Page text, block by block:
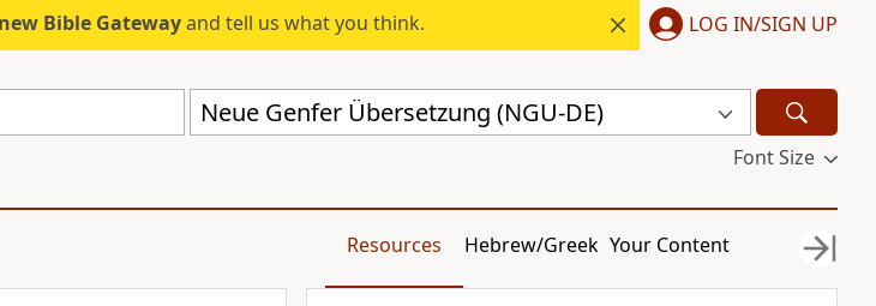
Bible Gatewayand tell us what you think. LOG IN/SIGN UP
Neue Genfer Übersetzung (NGU-DE)
Font Size
Resources Hebrew/Greek Your Content